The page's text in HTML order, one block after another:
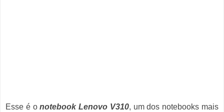
Esse é onotebook Lenovo V310, um dos notebooks mais